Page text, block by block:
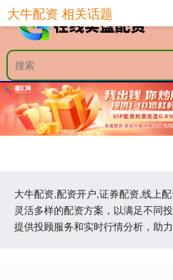
大牛配资,配资开户,证券配资,线上
灵活多样的配资方案，以满足不同
提供投顾服务和实时行情分析，助
大牛配资 相关话题